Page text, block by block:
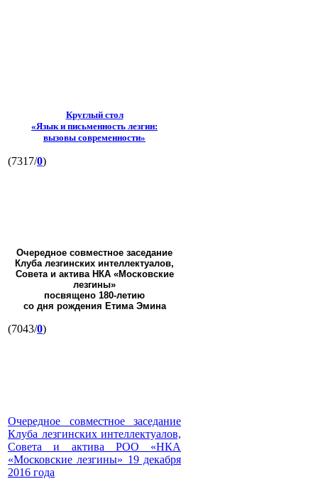
Круглый стол
«Язык и письменность лезгин:
вызовы современности»
(7317/0)
Очередное совместное заседание
Клуба лезгинских интеллектуалов,
Совета и актива НКА «Московские
лезгины»
посвящено 180-летию
со дня рождения Етима Эмина
(7043/0)
Очередное совместное заседание
Клуба лезгинских интеллектуалов,
Совета и актива РОО «НКА
«Московские лезгины» 19 декабря
2016 года